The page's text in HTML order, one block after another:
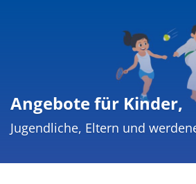
Angebote für Kinder,
Jugendliche, Eltern und